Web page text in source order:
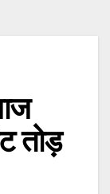
तोड़